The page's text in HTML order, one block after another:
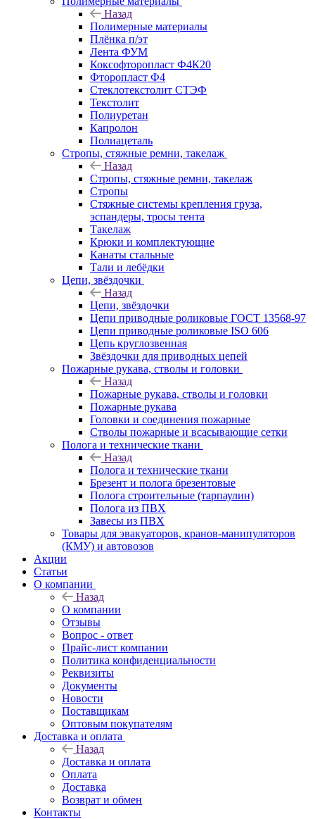
Назад
Полимерные материалы
Плёнка п/эт
Лента ФУМ
Коксофторопласт Ф4К20
Фторопласт Ф4
Стеклотекстолит СТЭФ
Текстолит
Полиуретан
Капролон
Полиацеталь
Стропы, стяжные ремни, такелаж
Назад
Стропы, стяжные ремни, такелаж
Стропы
Стяжные системы крепления груза,
эспандеры, тросы тента
Такелаж
Крюки и комплектующие
Канаты стальные
Тали и лебёдки
Цепи, звёздочки
Назад
Цепи, звёздочки
Цепи приводные роликовые ГОСТ 13568-97
Цепи приводные роликовые ISO 606
Цепь круглозвенная
Звёздочки для приводных цепей
Пожарные рукава, стволы и головки
Назад
Пожарные рукава, стволы и головки
Пожарные рукава
Головки и соединения пожарные
Стволы пожарные и всасывающие сетки
Полога и технические ткани
Назад
Полога и технические ткани
Брезент и полога брезентовые
Полога строительные (тарпаулин)
Полога из ПВХ
Завесы из ПВХ
Товары для эвакуаторов, кранов-манипуляторов
(КМУ) и автовозов
Акции
Статьи
О компании
Назад
О компании
Отзывы
Вопрос - ответ
Прайс-лист компании
Политика конфиденциальности
Реквизиты
Документы
Новости
Поставщикам
Оптовым покупателям
Доставка и оплата
Назад
Доставка и оплата
Оплата
Доставка
Возврат и обмен
Контакты